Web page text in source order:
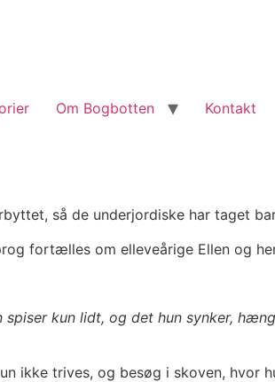
Om Bogbotten Kontakt
så de underjordiske har taget
fortælles om elleveårige Ellen og
kun lidt, og det hun synker,
ikke trives, og besøg i skoven, hvor